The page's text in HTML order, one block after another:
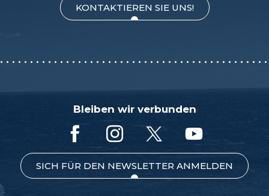
KONTAKTIEREN SIE UNS!
Bleiben wir verbunden
SICH FÜR DEN NEWSLETTER ANMELDEN